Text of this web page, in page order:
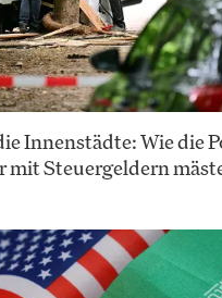
Innenstädte: Wie die
mit Steuergeldern